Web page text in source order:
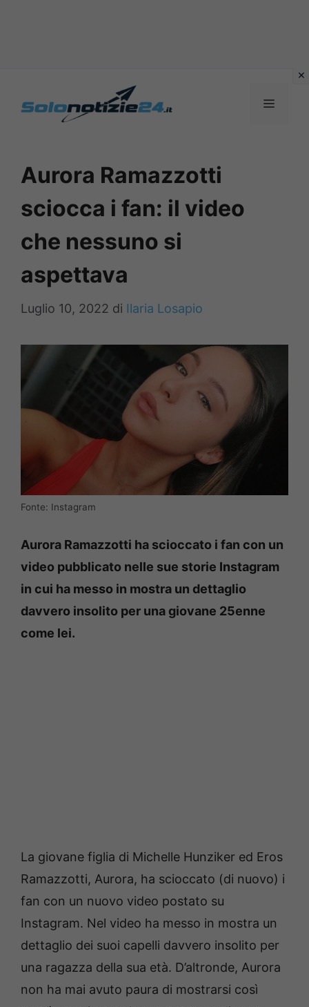
MENU
Aurora Ramazzotti
sciocca i fan: il video
che nessuno si
aspettava
Luglio 10, 2022 di Ilaria Losapio
Fonte: Instagram
Aurora Ramazzotti ha scioccato i fan con un
video pubblicato nelle sue storie Instagram
in cui ha messo in mostra un dettaglio
davvero insolito per una giovane 25enne
come lei.
La giovane figlia di Michelle Hunziker ed Eros
Ramazzotti, Aurora, ha scioccato (di nuovo) i
fan con un nuovo video postato su
Instagram. Nel video ha messo in mostra un
dettaglio dei suoi capelli davvero insolito per
una ragazza della sua età. D’altronde, Aurora
non ha mai avuto paura di mostrarsi così